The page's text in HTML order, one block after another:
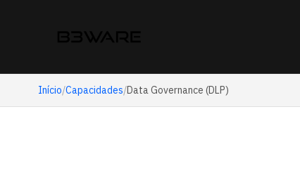
Início/Capacidades/Data Governance (DLP)